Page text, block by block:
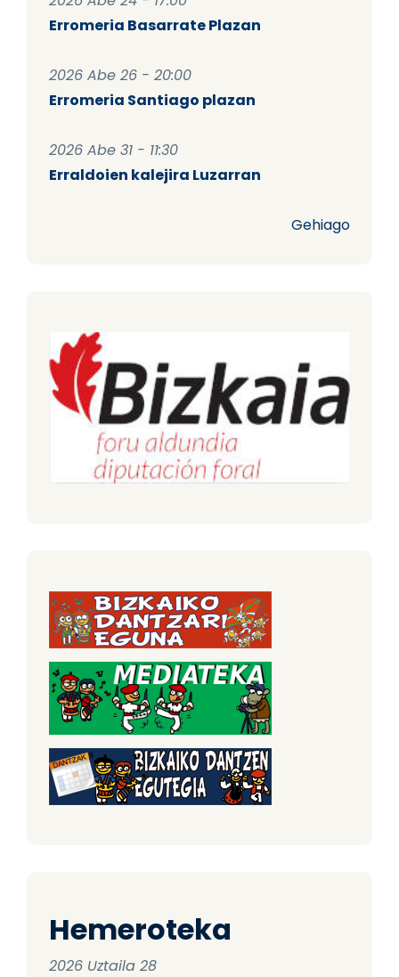
Erromeria Basarrate Plazan
2026 Abe 26 - 20:00
Erromeria Santiago plazan
2026 Abe 31 - 11:30
Erraldoien kalejira Luzarran
Gehiago
Hemeroteka
2026 Uztaila 28